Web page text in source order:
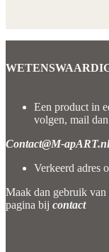
Een product in
volgen, mail
Contact@M-apART.nl
Verkeerd adres
Maak dan gebruik van
pagina bij contact